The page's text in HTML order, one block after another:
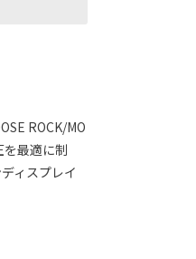
ROCK/MO
最適に制
ィスプレイ